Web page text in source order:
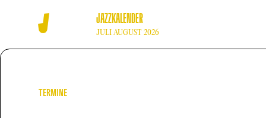
JAZZKALENDER
JULI AUGUST 2026
TERMINE